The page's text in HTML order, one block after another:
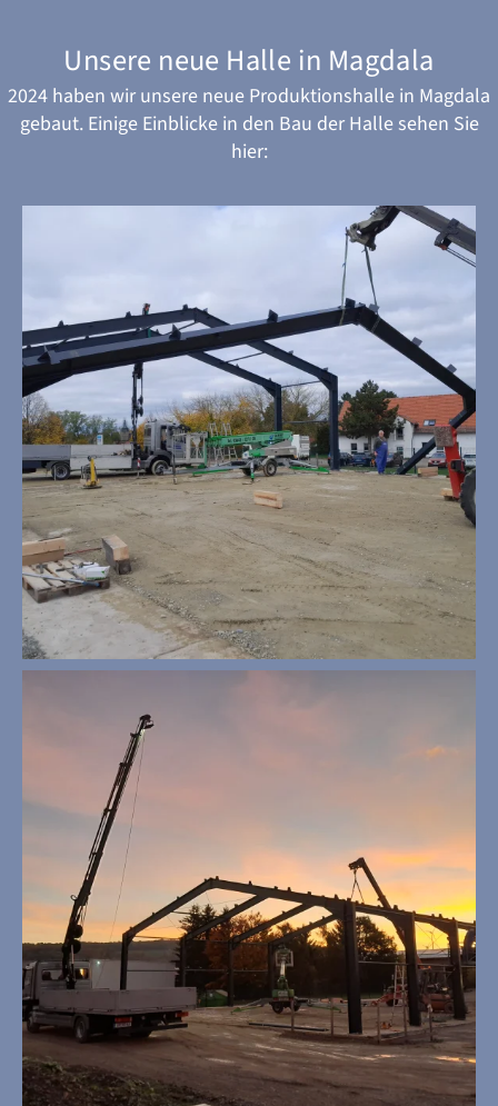
Unsere neue Halle in Magdala
2024 haben wir unsere neue Produktionshalle in Magdala
gebaut. Einige Einblicke in den Bau der Halle sehen Sie
hier: